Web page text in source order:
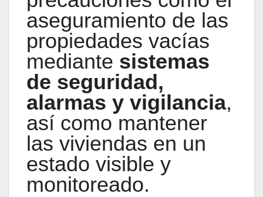
aseguramiento de las
propiedades vacías
mediante sistemas
de seguridad,
alarmas y vigilancia,
así como mantener
las viviendas en un
estado visible y
monitoreado.